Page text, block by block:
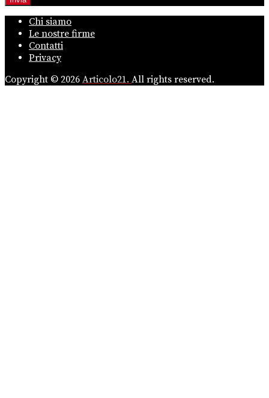
Chi siamo
Le nostre firme
Contatti
Privacy
Copyright © 2026 Articolo21. All rights reserved.